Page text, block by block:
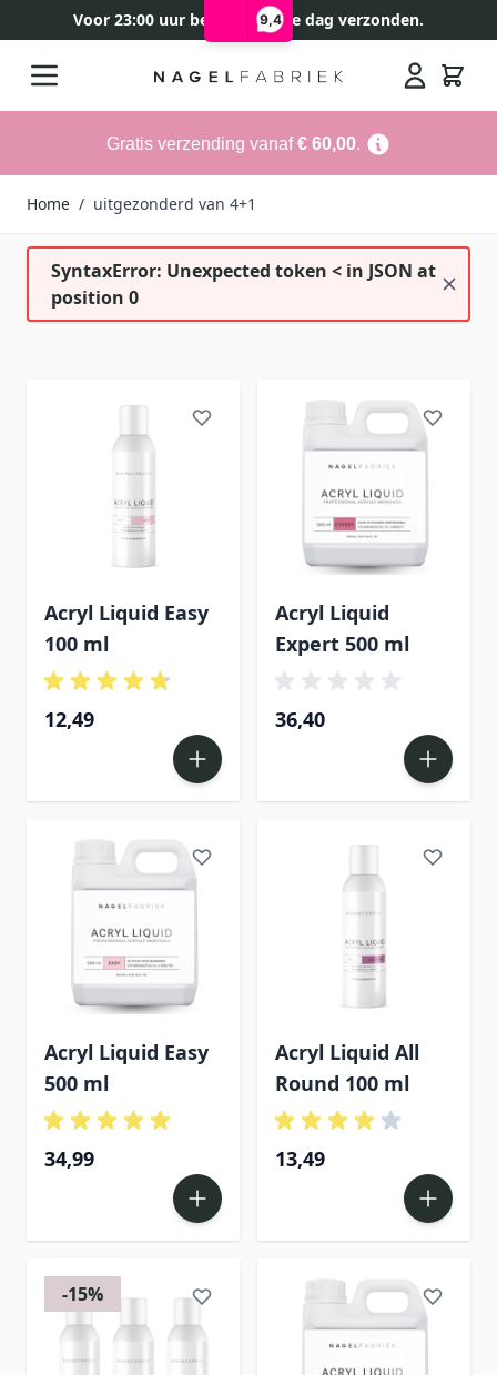
9,4
Voor 23:00 uur besteld, zelfde dag verzonden.
Gratis verzending vanaf€ 60,00.
Home / uitgezonderd van 4+1
SyntaxError: Unexpected token < in JSON at
position 0
Acryl Liquid Easy
100 ml
12,49
Acryl Liquid
Expert 500 ml
36,40
Acryl Liquid Easy
500 ml
34,99
Acryl Liquid All
Round 100 ml
13,49
-15%